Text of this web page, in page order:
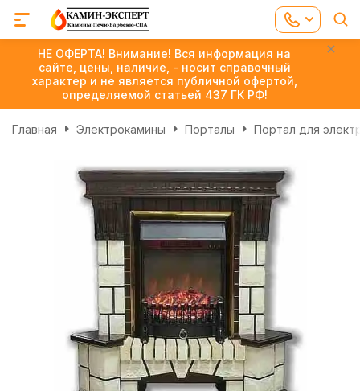
НЕ ОФЕРТА! Внимание! Вся информация на
сайте, цены, наличие, - носит справочный
характер и не является публичной офертой,
определяемой статьей 437 ГК РФ!
Главная Электрокамины Порталы Портал для